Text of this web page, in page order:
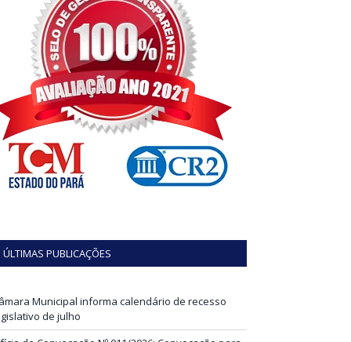
ÚLTIMAS PUBLICAÇÕES
Municipal informa calendário de recesso
de julho